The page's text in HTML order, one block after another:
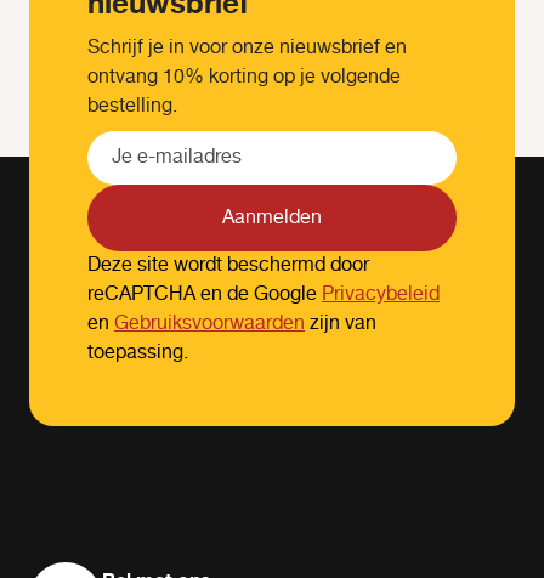
Schrijf je in voor onze nieuwsbrief en
ontvang 10% korting op je volgende
bestelling.
Aanmelden
Deze site wordt beschermd door
reCAPTCHA en de GooglePrivacybeleid
en Gebruiksvoorwaardenzijn van
toepassing.